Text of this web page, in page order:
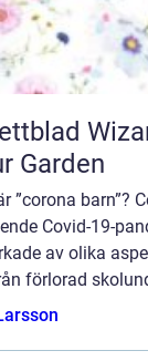
Wizard Sunset A
Garden
”corona barn”?
Covid-19-
av olika
förlorad